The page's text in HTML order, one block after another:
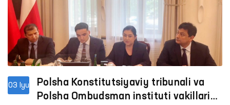
03 Iyu
Polsha Konstitutsiyaviy tribunali va
Polsha Ombudsman instituti vakillari